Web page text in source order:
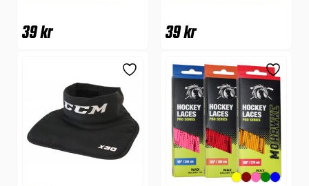
39kr 39kr